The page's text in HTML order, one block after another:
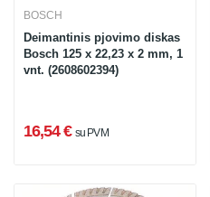
BOSCH
Deimantinis pjovimo diskas
Bosch 125 x 22,23 x 2 mm, 1
vnt. (2608602394)
16,54 € su PVM